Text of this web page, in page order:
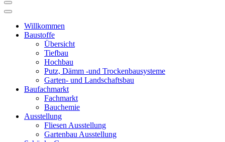
Willkommen
Baustoffe
Übersicht
Tiefbau
Hochbau
Putz, Dämm -und Trockenbausysteme
Garten- und Landschaftsbau
Baufachmarkt
Fachmarkt
Bauchemie
Ausstellung
Fliesen Ausstellung
Gartenbau Ausstellung